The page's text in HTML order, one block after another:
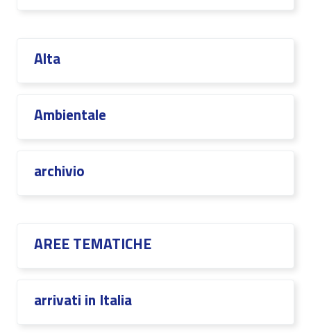
Alta
Ambientale
archivio
AREE TEMATICHE
arrivati in Italia